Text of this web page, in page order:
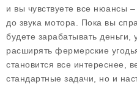
и вы чувствуете все нюансы
до звука мотора. Пока вы
будете зарабатывать деньги,
расширять фермерские
становится все интереснее,
стандартные задачи, но и